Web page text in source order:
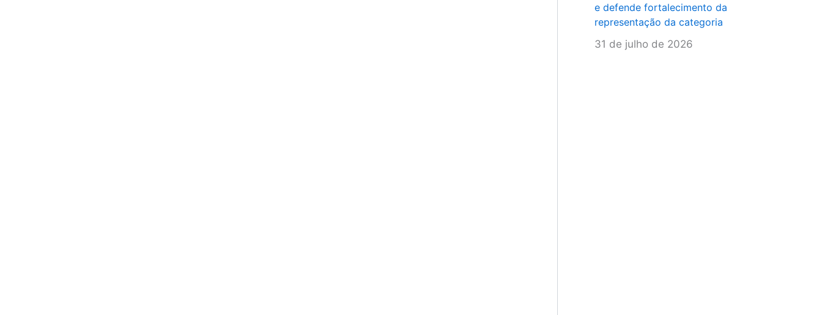
e defende fortalecimento da
representação da categoria
31 de julho de 2026